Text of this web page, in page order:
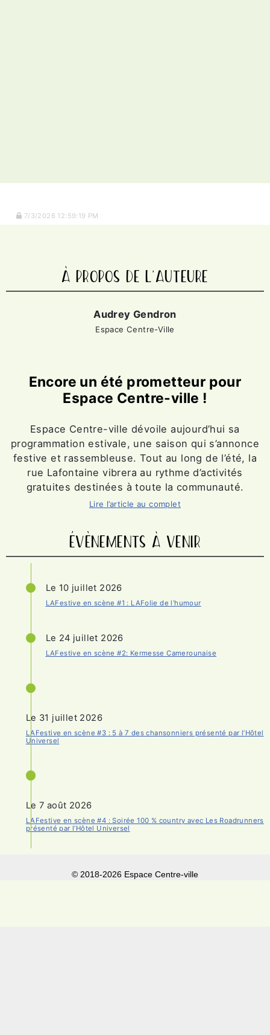
7/3/2026 12:59:19 PM
À PROPOS DE L'AUTEURE
Audrey Gendron
Espace Centre-Ville
Encore un été prometteur pour
Espace Centre-ville !
Espace Centre-ville dévoile aujourd’hui sa
programmation estivale, une saison qui s’annonce
festive et rassembleuse. Tout au long de l’été, la
rue Lafontaine vibrera au rythme d’activités
gratuites destinées à toute la communauté.
Lire l’article au complet
ÉVÈNEMENTS À VENIR
Le 10 juillet 2026
LAFestive en scène #1 : LAFolie de l’humour
Le 24 juillet 2026
LAFestive en scène #2: Kermesse Camerounaise
Le 31 juillet 2026
LAFestive en scène #3 : 5 à 7 des chansonniers présenté par l’Hôtel
Universel
Le 7 août 2026
LAFestive en scène #4 : Soirée 100 % country avec Les Roadrunners
présenté par l’Hôtel Universel
© 2018-2026 Espace Centre-ville